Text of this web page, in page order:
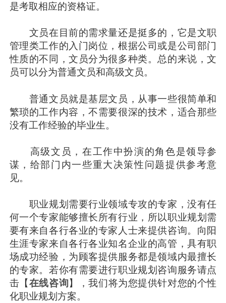
是考取相应的资格证。
文员在目前的需求量还是挺多的，它是文职
管理类工作的入门岗位，根据公司或是公司部门
性质的不同，文员分为很多种类。总的来说，文
员可以分为普通文员和高级文员。
普通文员就是基层文员，从事一些很简单和
繁琐的工作内容，不需要很深的技术，适合那些
没有工作经验的毕业生。
高级文员，在工作中扮演的角色是领导参
谋，给部门内一些重大决策性问题提供参考意
见。
职业规划需要行业领域专攻的专家，没有任
何一个专家能够擅长所有行业，所以职业规划需
要有来自各行各业的专家人士来提供咨询。向阳
生涯专家来自各行各业知名企业的高管，具有职
场成功经验，为顾客提供服务都是领域内最擅长
的专家。若你有需要进行职业规划咨询服务请点
击【在线咨询】，我们将为您提供针对您的个性
化职业规划方案。